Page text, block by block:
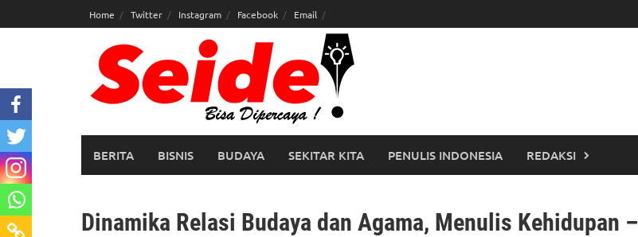
to
Home Twitter Instagram Facebook Email
BERITA BISNIS BUDAYA SEKITAR KITA PENULIS INDONESIA REDAKSI
Dinamika Relasi Budaya dan Agama, Menulis Kehidupan –